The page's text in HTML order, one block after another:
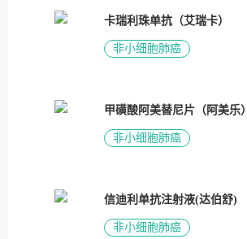
卡瑞利珠单抗（艾瑞卡）
非小细胞肺癌
甲磺酸阿美替尼片（阿美乐）
非小细胞肺癌
信迪利单抗注射液(达伯舒)
非小细胞肺癌